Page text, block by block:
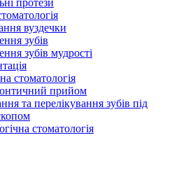
протези
вуздечки
зубів
зубів мудрості
стоматологія
прийом
та перелікування зубів під
стоматологія